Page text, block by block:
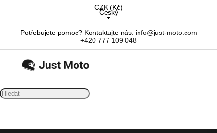
CZK (Kč)
Český
Potřebujete pomoc? Kontaktujte nás: info@just-moto.com
+420 777 109 048